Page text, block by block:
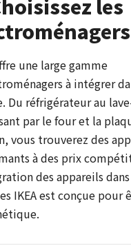
les
une large gamme
à intégrer
Du réfrigérateur au
par le four et la
vous trouverez des
à des prix
des appareils
IKEA est conçue pour